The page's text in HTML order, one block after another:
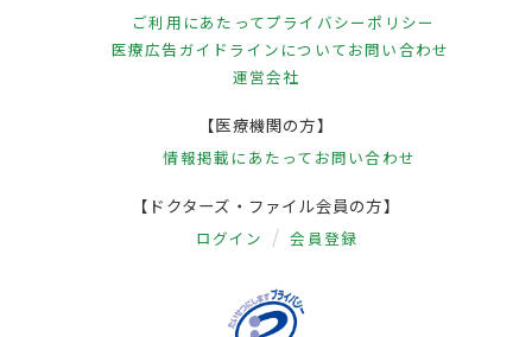
ご利用にあたってプライバシーポリシー
医療広告ガイドラインについてお問い合わせ
運営会社
【医療機関の方】
情報掲載にあたって お問い合わせ
【ドクターズ・ファイル会員の方】
ログイン 会員登録